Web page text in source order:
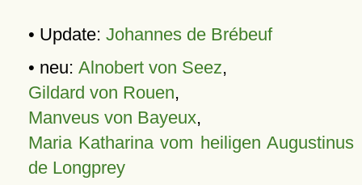
• Update: Johannes de Brébeuf
• neu: Alnobert von Seez,
Gildard von Rouen,
Manveus von Bayeux,
Maria Katharina vom heiligen Augustinus
de Longprey